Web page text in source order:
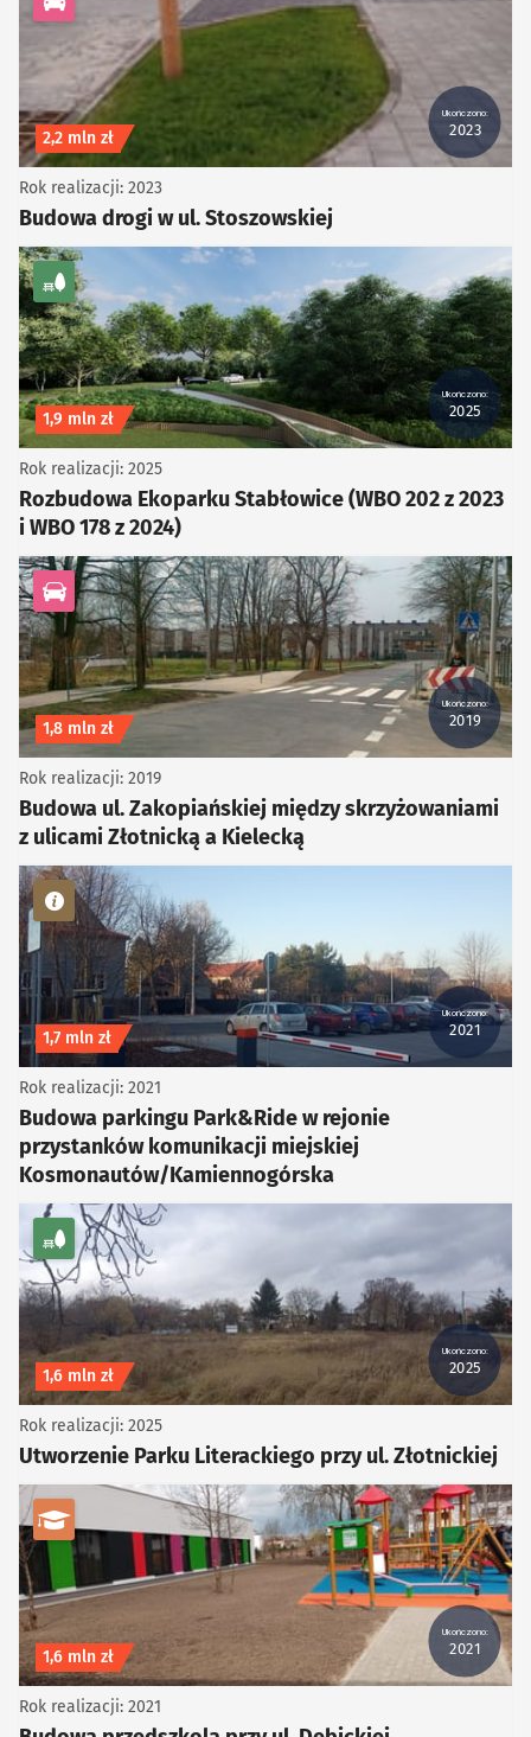
kategoria Infrastruktura drogowa
Ukończono:
2023
Koszt inwestycji
2,2 mln zł
Budowa drogi w ul. Stoszowskiej
Rok realizacji: 2023
kategoria Zieleń
Ukończono:
2025
Koszt inwestycji
1,9 mln zł
Rozbudowa Ekoparku Stabłowice (WBO 202 z 2023
i WBO 178 z 2024)
Rok realizacji: 2025
kategoria Infrastruktura drogowa
Ukończono:
2019
Koszt inwestycji
1,8 mln zł
Budowa ul. Zakopiańskiej między skrzyżowaniami
z ulicami Złotnicką a Kielecką
Rok realizacji: 2019
kategoria Inne
Ukończono:
2021
Koszt inwestycji
1,7 mln zł
Budowa parkingu Park&Ride w rejonie
przystanków komunikacji miejskiej
Kosmonautów/Kamiennogórska
Rok realizacji: 2021
kategoria Zieleń
Ukończono:
2025
Koszt inwestycji
1,6 mln zł
Utworzenie Parku Literackiego przy ul. Złotnickiej
Rok realizacji: 2025
kategoria Edukacja i kultura
Ukończono:
2021
Koszt inwestycji
1,6 mln zł
Rok realizacji: 2021